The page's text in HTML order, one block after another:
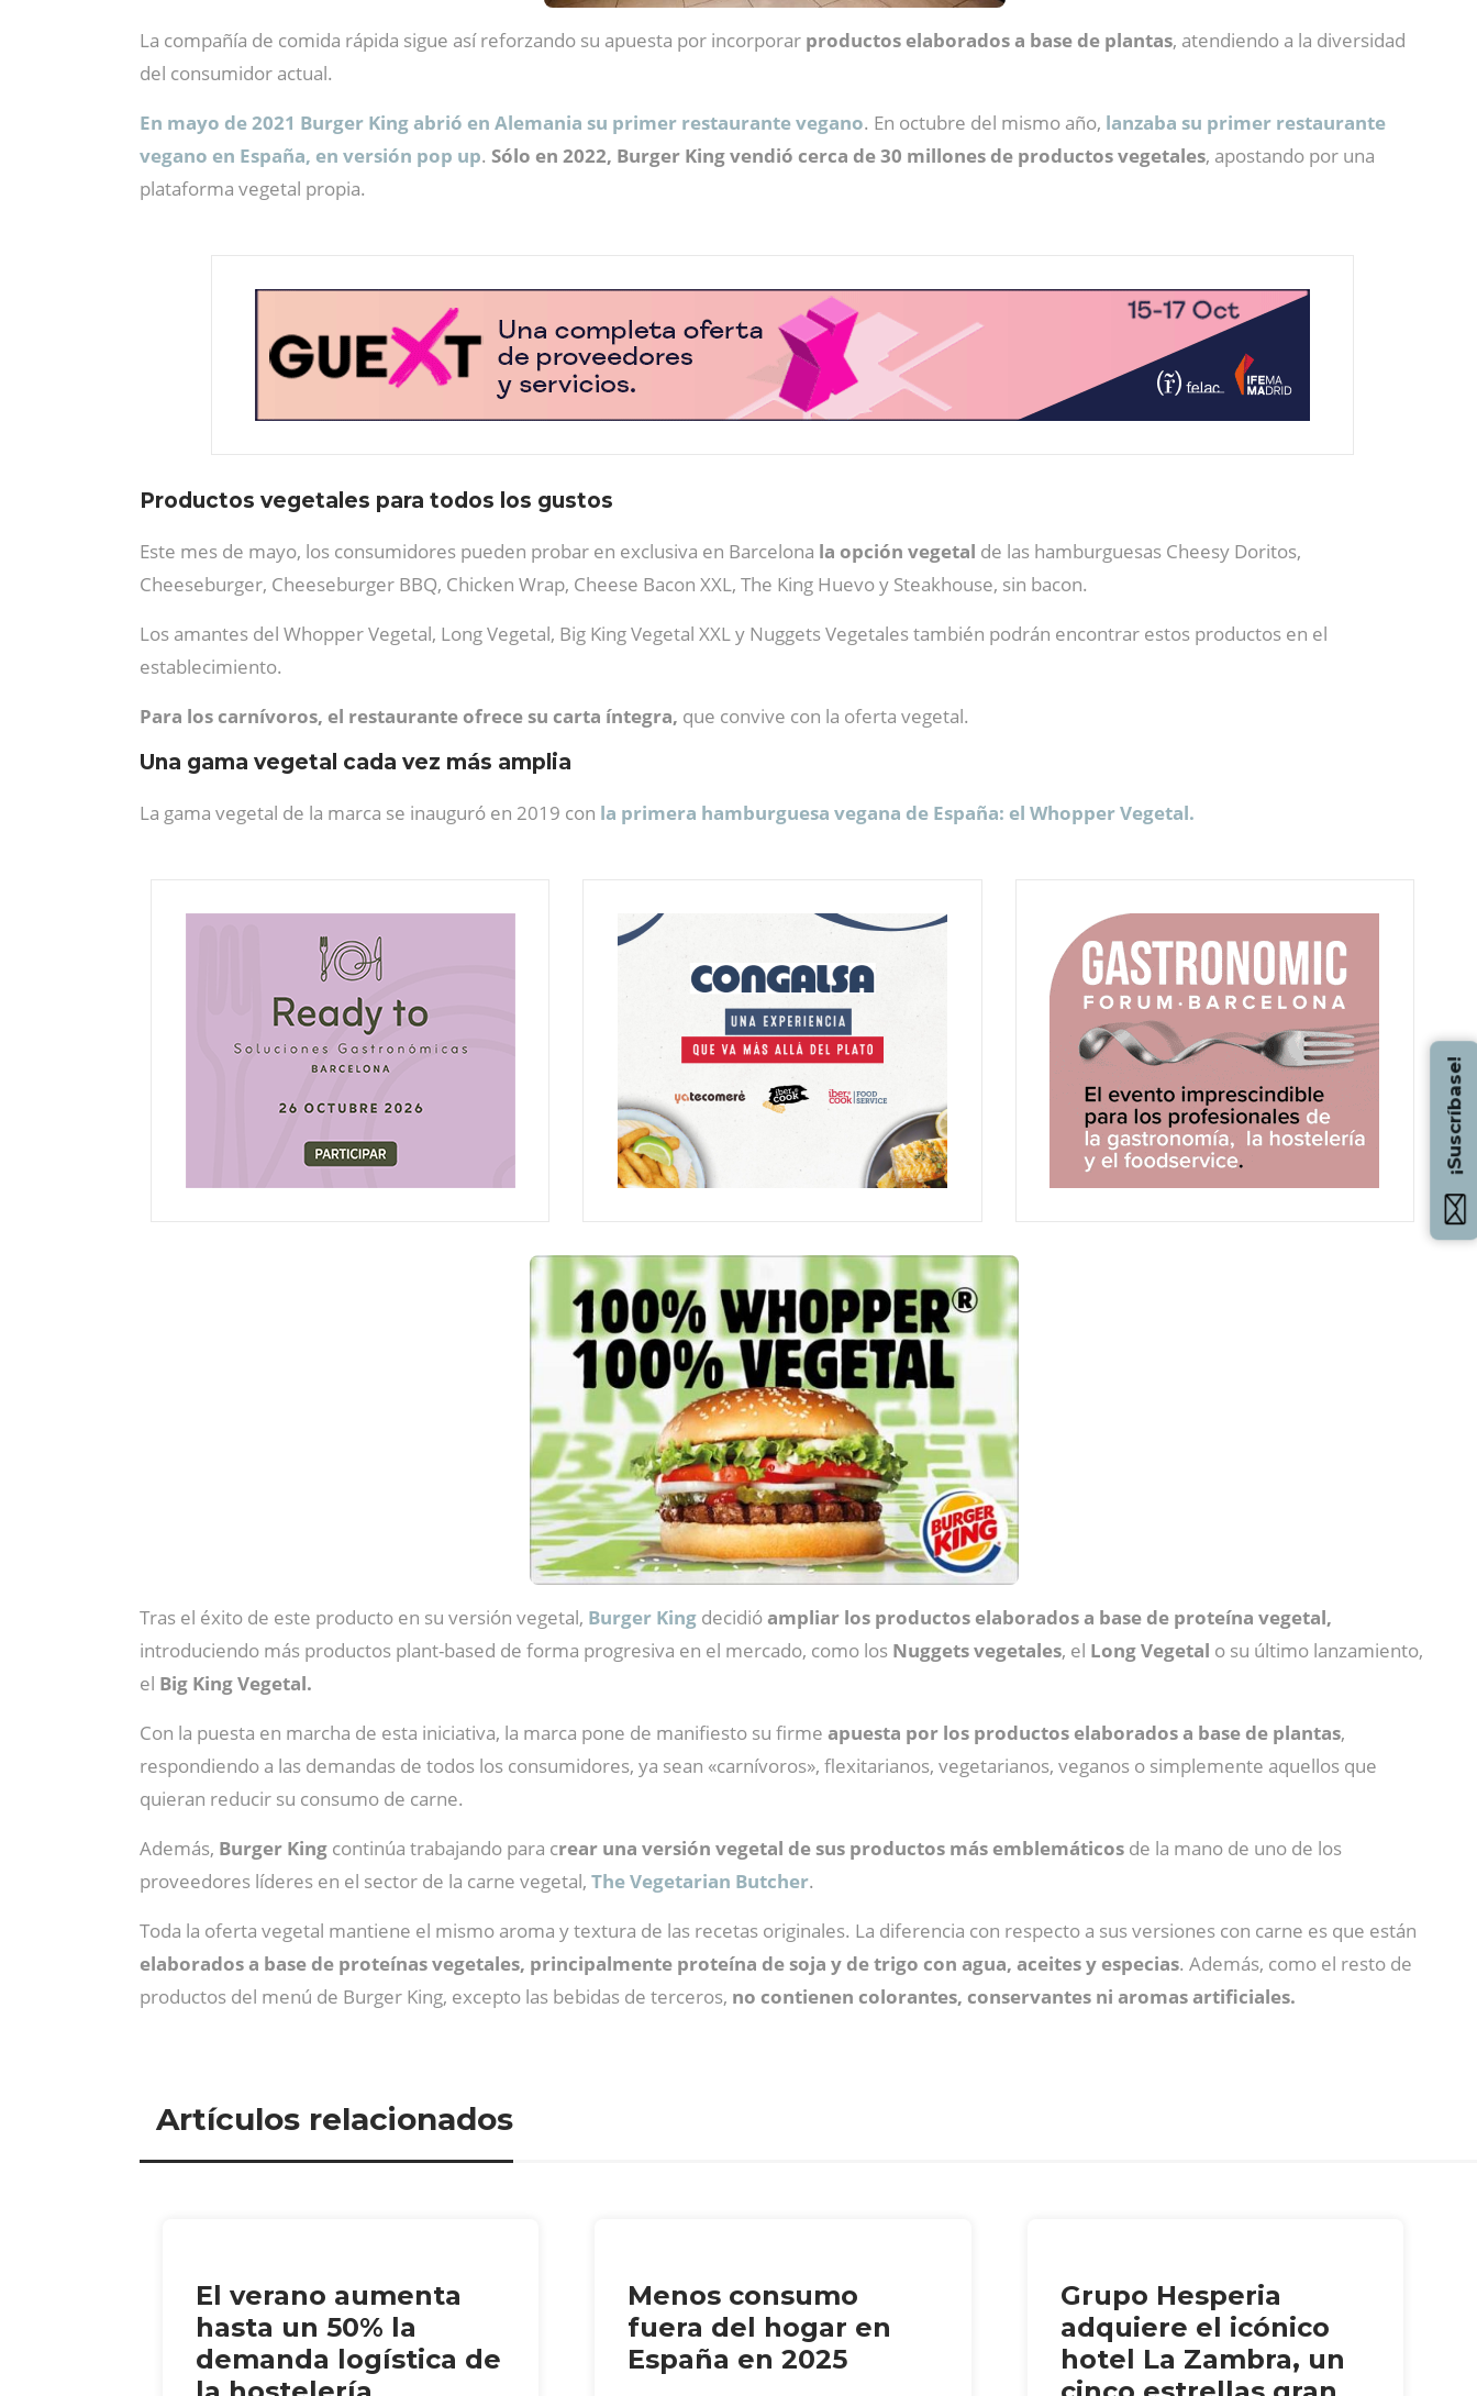
La compañía de comida rápida sigue así reforzando su apuesta por incorporar productos elaborados a base de plantas, atendiendo a la diversidad
del consumidor actual.
En mayo de 2021 Burger King abrió en Alemania su primer restaurante vegano. En octubre del mismo año, lanzaba su primer restaurante
vegano en España, en versión pop up. Sólo en 2022, Burger King vendió cerca de 30 millones de productos vegetales, apostando por una
plataforma vegetal propia.
Productos vegetales para todos los gustos
Este mes de mayo, los consumidores pueden probar en exclusiva en Barcelona la opción vegetal de las hamburguesas Cheesy Doritos,
Cheeseburger, Cheeseburger BBQ, Chicken Wrap, Cheese Bacon XXL, The King Huevo y Steakhouse, sin bacon.
Los amantes del Whopper Vegetal, Long Vegetal, Big King Vegetal XXL y Nuggets Vegetales también podrán encontrar estos productos en el
establecimiento.
Para los carnívoros, el restaurante ofrece su carta íntegra, que convive con la oferta vegetal.
Una gama vegetal cada vez más amplia
La gama vegetal de la marca se inauguró en 2019 con la primera hamburguesa vegana de España: el Whopper Vegetal.
Tras el éxito de este producto en su versión vegetal, Burger King decidióampliar los productos elaborados a base de proteína vegetal,
introduciendo más productos plant-based de forma progresiva en el mercado, como los Nuggets vegetales, el Long Vegetal o su último lanzamiento,
el Big King Vegetal.
Con la puesta en marcha de esta iniciativa, la marca pone de manifiesto su firme apuesta por los productos elaborados a base de plantas,
respondiendo a las demandas de todos los consumidores, ya sean «carnívoros», flexitarianos, vegetarianos, veganos o simplemente aquellos que
quieran reducir su consumo de carne.
Además, Burger King continúa trabajando para crear una versión vegetal de sus productos más emblemáticos de la mano de uno de los
proveedores líderes en el sector de la carne vegetal, The Vegetarian Butcher.
Toda la oferta vegetal mantiene el mismo aroma y textura de las recetas originales. La diferencia con respecto a sus versiones con carne es que están
elaborados a base de proteínas vegetales, principalmente proteína de soja y de trigo con agua, aceites y especias. Además, como el resto de
productos del menú de Burger King, excepto las bebidas de terceros, no contienen colorantes, conservantes ni aromas artificiales.
Artículos relacionados
El verano aumenta
hasta un 50% la
demanda logística de
Menos consumo
fuera del hogar en
España en 2025
Grupo Hesperia
adquiere el icónico
hotel La Zambra, un
¡Suscríbase!